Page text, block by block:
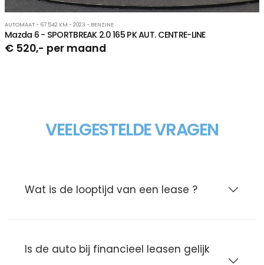
AUTOMAAT - 67.542 KM - 2023 - BENZINE
Mazda 6 - SPORTBREAK 2.0 165 PK AUT. CENTRE-LINE
€ 520,- per maand
VEELGESTELDE VRAGEN
Wat is de looptijd van een lease ?
Is de auto bij financieel leasen gelijk